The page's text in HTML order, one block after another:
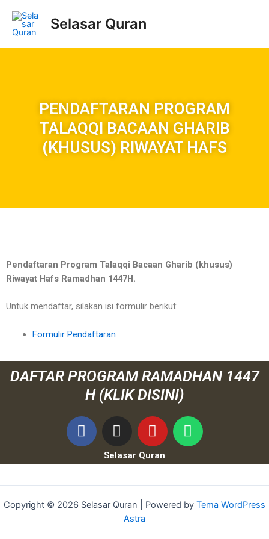
Selasar Quran
PENDAFTARAN PROGRAM
TALAQQI BACAAN GHARIB
(KHUSUS) RIWAYAT HAFS
Pendaftaran Program Talaqqi Bacaan Gharib (khusus)
Riwayat Hafs Ramadhan 1447H.
Untuk mendaftar, silakan isi formulir berikut:
Formulir Pendaftaran
DAFTAR PROGRAM RAMADHAN 1447
H (KLIK DISINI)
Selasar Quran
Copyright © 2026 Selasar Quran | Powered by Tema WordPress
Astra